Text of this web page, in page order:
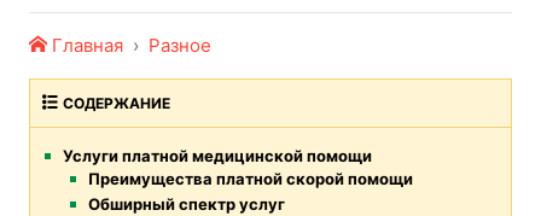
Главная Разное
СОДЕРЖАНИЕ
Услуги платной медицинской помощи
Преимущества платной скорой помощи
Обширный спектр услуг